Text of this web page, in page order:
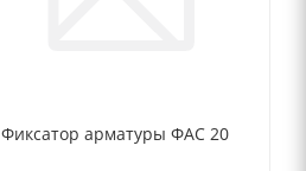
Фиксатор арматуры ФАС 20